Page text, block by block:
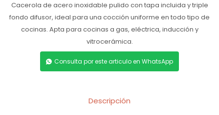
Cacerola de acero inoxidable pulido con tapa incluida y triple
fondo difusor, ideal para una cocción uniforme en todo tipo de
cocinas. Apta para cocinas a gas, eléctrica, inducción y
vitrocerámica.
Consulta por este articulo en WhatsApp
Descripción